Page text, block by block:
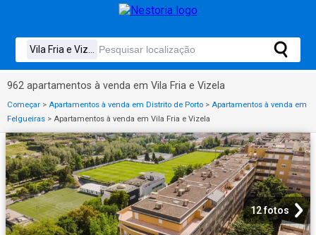
962 apartamentos à venda em Vila Fria e Vizela
Começar > Apartamentos à venda em Distrito de Porto > Apartamentos à venda em
Felgueiras > Apartamentos à venda em Vila Fria e Vizela
12 fotos